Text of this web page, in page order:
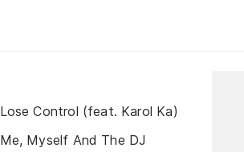
Lose Control (feat. Karol Ka)
Me, Myself And The DJ